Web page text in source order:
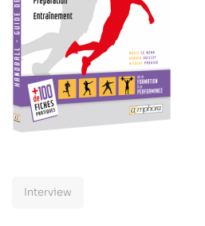
Interview